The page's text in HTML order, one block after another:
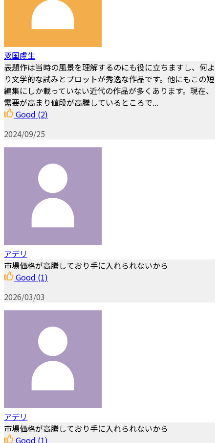
粟国盧生
表題作は当時の風景を理解するのにも役に立ちますし、何よ
り文学的な試みとプロットが秀逸な作品です。他にもこの短
編集にしか載っていない近代の作品が多くあります。現在、
需要が高まり値段が高騰しているところで...
Good (2)
2024/09/25
アデリ
市場価格が高騰しており手に入れられないから
Good (1)
2026/03/03
アデリ
市場価格が高騰しており手に入れられないから
Good (1)